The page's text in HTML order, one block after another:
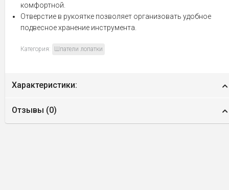
комфортной.
Отверстие в рукоятке позволяет организовать удобное
подвесное хранение инструмента.
Категория: Шпатели лопатки
Характеристики:
Отзывы (0)